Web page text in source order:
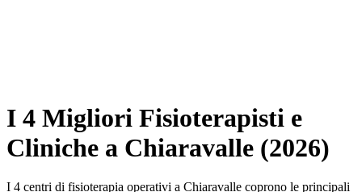
I 4 Migliori Fisioterapisti e
Cliniche a Chiaravalle (2026)
I 4 centri di fisioterapia operativi a Chiaravalle coprono le principali